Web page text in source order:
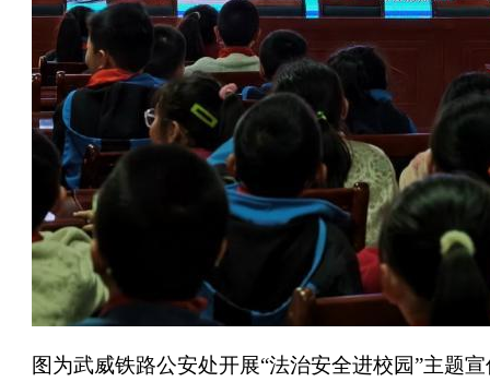
图为武威铁路公安处开展“法治安全进校园”主题